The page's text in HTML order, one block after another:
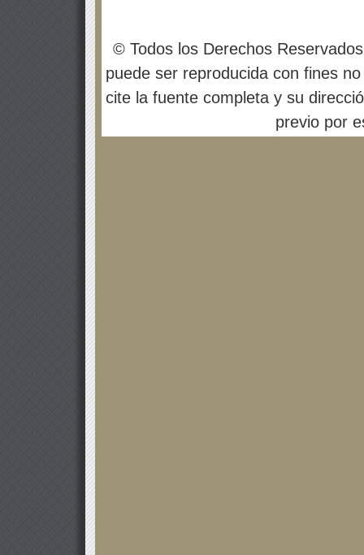
© Todos los Derechos
puede ser reproducida con fines
cite la fuente completa y su
previo por